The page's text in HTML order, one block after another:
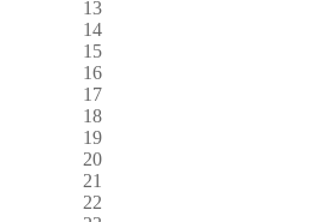
13
14
15
16
17
18
19
20
21
22